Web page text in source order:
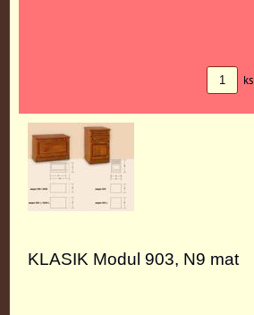
ks
KLASIK Modul 903, N9 mat